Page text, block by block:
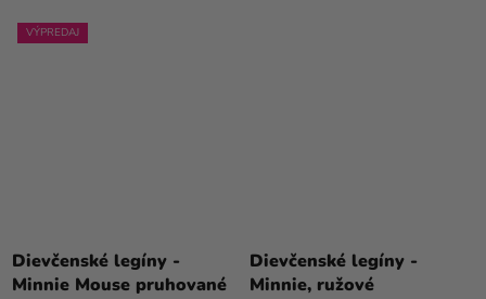
VÝPREDAJ
Dievčenské legíny -
Minnie Mouse pruhované
Dievčenské legíny -
Minnie, ružové